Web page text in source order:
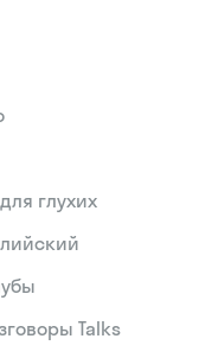
глухих
Talks